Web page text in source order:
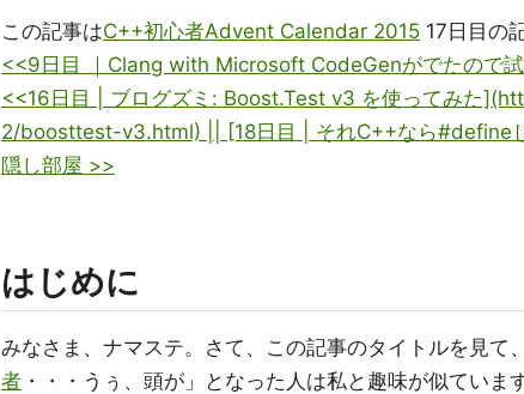
この記事はC++初心者Advent Calendar 2015 17日目の
<<9日目 ｜Clang with Microsoft CodeGenがでたので
<<16日目 | ブログズミ: Boost.Test v3 を使ってみた
2/boosttest-v3.html) || [18日目 | それC++なら#define
隠し部屋 >>
はじめに
みなさま、ナマステ。さて、この記事のタイトルを見て
者 ・・・うぅ、頭が」となった人は私と趣味が似ていま